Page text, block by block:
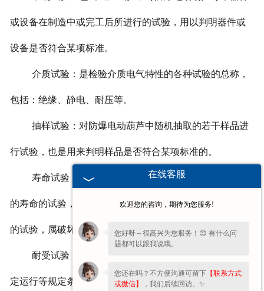
或设备在制造中或完工后所进行的试验，用以判明器件或
设备是否符合某项标准。
介质试验：是检验介质电气特性的各种试验的总称，
包括：绝缘、静电、耐压等。
抽样试验：对防爆电动葫芦中随机抽取的若干样品进
行试验，也是用来判明样品是否符合某项标准的。
寿命试验：确定防爆电动葫芦在规定条件下可能达到
的寿命的试验，或者是为评价分析产品的寿命特征而进行
的试验，属破坏性试验。
耐受试验：在包括一定时间内为一定目的所采取的特
定运行等规定条件下，对防爆电动葫芦进行的试验，如反
在线客服
欢迎您的咨询，期待为您服务!
您好呀～很高兴为您服务！😊 有什么问
题都可以跟我说哦。
您还在吗？不方便沟通可留下 【联系方式
或微信】
，我们后续回访。✨